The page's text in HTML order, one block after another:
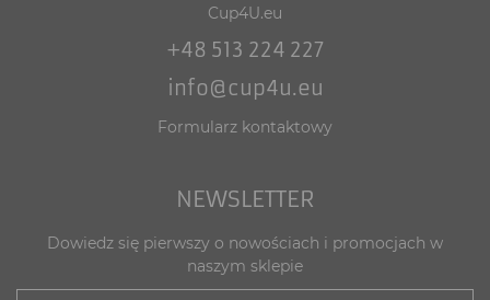
Cup4U.eu
+48 513 224 227
info@cup4u.eu
Formularz kontaktowy
NEWSLETTER
Dowiedz się pierwszy o nowościach i promocjach w
naszym sklepie